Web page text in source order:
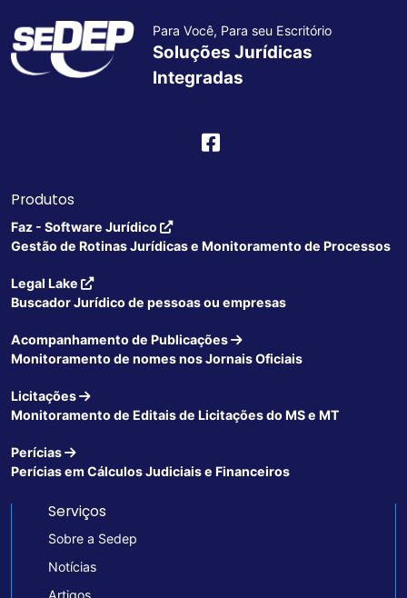
Para Você, Para seu Escritório
Soluções Jurídicas
Integradas
Produtos
Faz - Software Jurídico
Gestão de Rotinas Jurídicas e Monitoramento de Processos
Legal Lake
Buscador Jurídico de pessoas ou empresas
Acompanhamento de Publicações
Monitoramento de nomes nos Jornais Oficiais
Licitações
Monitoramento de Editais de Licitações do MS e MT
Perícias
Perícias em Cálculos Judiciais e Financeiros
Serviços
Sobre a Sedep
Notícias
Artigos